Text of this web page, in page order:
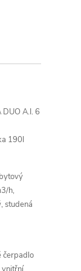
DUO A.I. 6
190l
h,
studená
čerpadlo